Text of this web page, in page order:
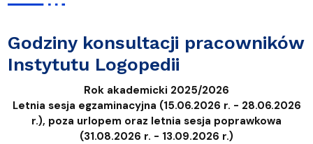
Godziny konsultacji pracowników
Instytutu Logopedii
Rok akademicki 2025/2026
Letnia sesja egzaminacyjna (15.06.2026 r. - 28.06.2026
r.), poza urlopem oraz letnia sesja poprawkowa
(31.08.2026 r. - 13.09.2026 r.)